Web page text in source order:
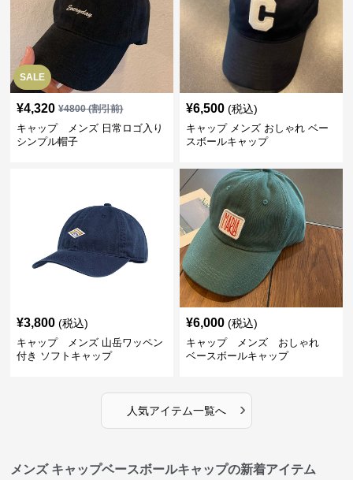
SALE
¥4,320 ¥4800(割引前)
キャップ メンズ 日常ロゴ入り
シンプル帽子
¥6,500 (税込)
キャップ メンズ おしゃれ ベー
スボールキャップ
¥3,800 (税込)
キャップ メンズ 山岳ワッペン
付き ソフトキャップ
¥6,000 (税込)
キャップ メンズ おしゃれ
ベースボールキャップ
人気アイテム一覧へ ›
メンズ キャップベースボールキャップの新着アイテム